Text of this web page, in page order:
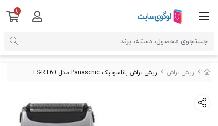
ریش تراش ریش تراش پاناسونیک Panasonic مدل ES-RT60
0